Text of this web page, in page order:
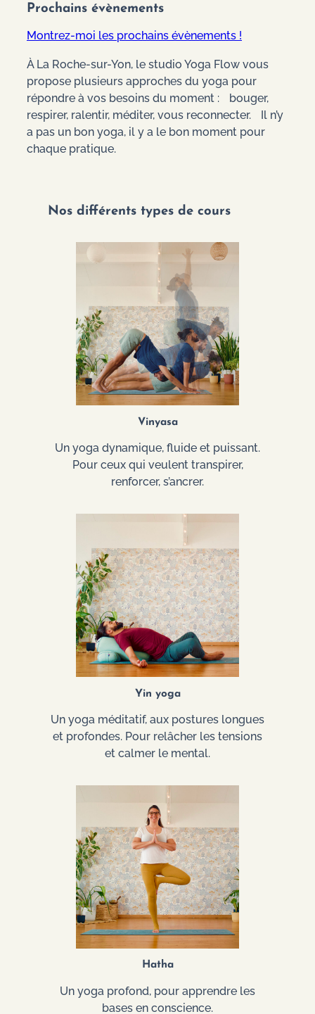
Prochains évènements
Montrez-moi les prochains évènements !
À La Roche-sur-Yon, le studio Yoga Flow vous
propose plusieurs approches du yoga pour
répondre à vos besoins du moment : bouger,
respirer, ralentir, méditer, vous reconnecter. Il n’y
a pas un bon yoga, il y a le bon moment pour
chaque pratique.
Nos différents types de cours
Vinyasa
Un yoga dynamique, fluide et puissant.
Pour ceux qui veulent transpirer,
renforcer, s’ancrer.
Yin yoga
Un yoga méditatif, aux postures longues
et profondes. Pour relâcher les tensions
et calmer le mental.
Hatha
Un yoga profond, pour apprendre les
bases en conscience.